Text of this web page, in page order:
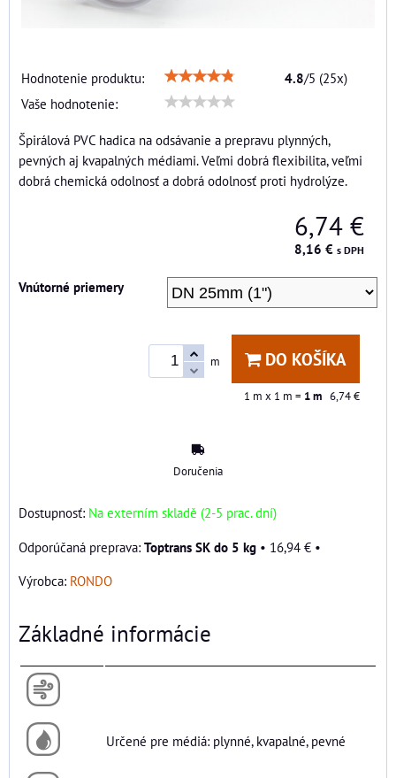
Hodnotenie produktu: 4.8/5 (25x)
Vaše hodnotenie:
Špirálová PVC hadica na odsávanie a prepravu plynných,
pevných aj kvapalných médiami. Veľmi dobrá flexibilita, veľmi
dobrá chemická odolnosť a dobrá odolnosť proti hydrolýze.
6,74 €
8,16 € s DPH
Vnútorné priemery
m DO KOŠÍKA
1 m x 1 m = 1m 6,74 €
Doručenia
Dostupnosť: Na externím skladě (2-5 prac. dní)
Toptrans SK do 5 kg • 16,94 € •
Výrobca: RONDO
Základné informácie
Určené pre médiá: plynné, kvapalné, pevné